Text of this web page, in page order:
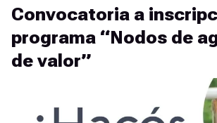
Convocatoria a
programa “Nodos de
de valor”